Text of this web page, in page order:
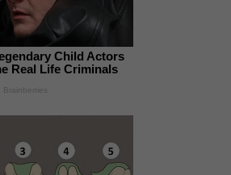
Child Actors
Real Life Criminals
Brainberries